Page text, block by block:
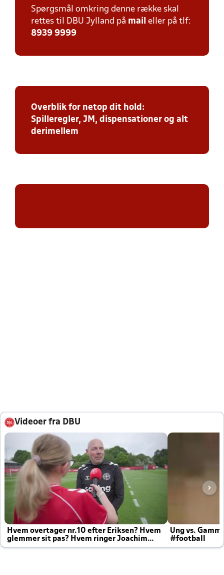
Spørgsmål omkring denne række skal
rettes til DBU Jylland på mail eller på tlf:
8939 9999
Overblik for netop dit hold:
Spilleregler, JM, dispensationer og alt
derimellem
Videoer fra DBU
Hvem overtager nr.10 efter Eriksen? Hvem
glemmer sit pas? Hvem ringer Joachim
altid til efter kampe?
Ung vs.
#football